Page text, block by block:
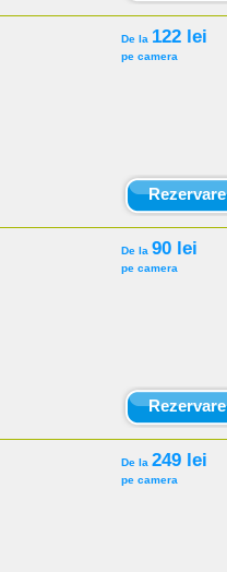
De la 122 lei
pe camera
Rezervare
De la 90 lei
pe camera
Rezervare
De la 249 lei
pe camera